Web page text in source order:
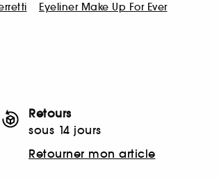
Eyeliner Make Up For Ever
Retours
sous 14 jours
Retourner mon article